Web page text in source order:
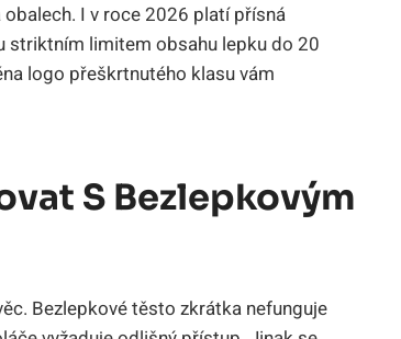
I v roce 2026 platí přísná
striktním limitem obsahu lepku do 20
logo přeškrtnutého klasu vám
S Bezlepkovým
Bezlepkové těsto zkrátka nefunguje